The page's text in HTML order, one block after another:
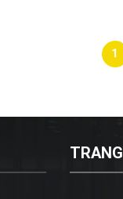
1
TRANG